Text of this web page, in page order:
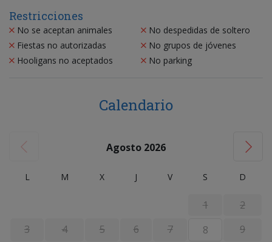
Restricciones
No se aceptan animales
Fiestas no autorizadas
Hooligans no aceptados
No despedidas de soltero
No grupos de jóvenes
No parking
Calendario
Agosto 2026
L M X J V S D
1
2
3
4 5 6 7 8
9